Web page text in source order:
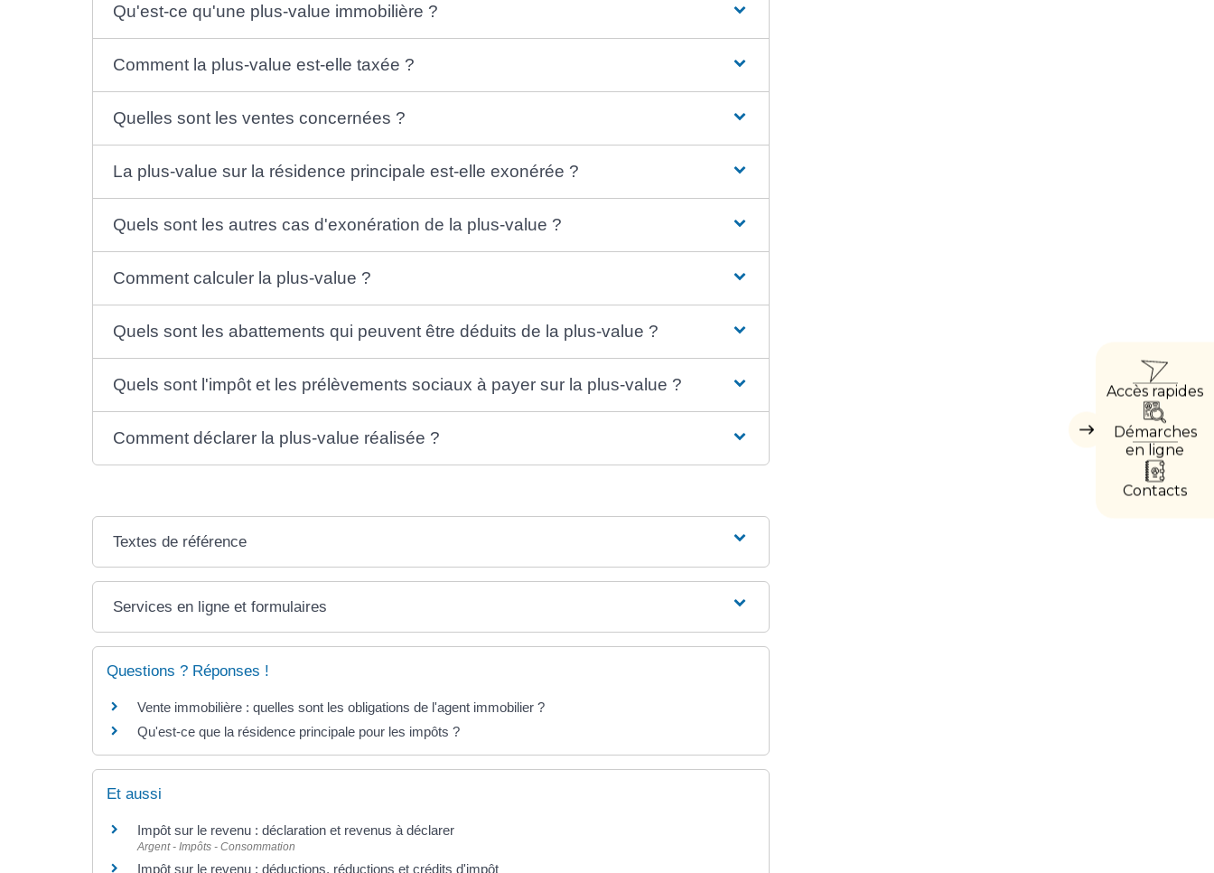
Masquer
Accès rapides
Démarches
en ligne
Contacts
Qu'est-ce qu'une plus-value immobilière ?
Comment la plus-value est-elle taxée ?
Quelles sont les ventes concernées ?
La plus-value sur la résidence principale est-elle exonérée ?
Quels sont les autres cas d'exonération de la plus-value ?
Comment calculer la plus-value ?
Quels sont les abattements qui peuvent être déduits de la plus-value ?
Quels sont l'impôt et les prélèvements sociaux à payer sur la plus-value ?
Comment déclarer la plus-value réalisée ?
Textes de référence
Services en ligne et formulaires
Questions ? Réponses !
Vente immobilière : quelles sont les obligations de l'agent immobilier ?
Qu'est-ce que la résidence principale pour les impôts ?
Et aussi
Impôt sur le revenu : déclaration et revenus à déclarer
Argent - Impôts - Consommation
Impôt sur le revenu : déductions, réductions et crédits d'impôt